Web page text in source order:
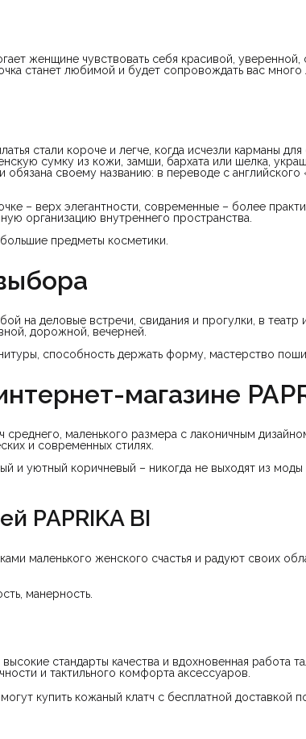
женщине чувствовать себя красивой,
станет любимой и будет сопровождать вас много
стали короче и легче, когда исчезли карманы
сумку из кожи, замши, бархата или шелка,
своему названию: в переводе с английского
– верх элегантности, современные – более
организацию внутреннего пространства.
предметы косметики.
на деловые встречи, свидания и прогулки, в театр
дорожной, вечерней.
способность держать форму, мастерство
магазине
маленького размера с лаконичным
и современных стилях.
и уютный коричневый – никогда не выходят из
PAPRIKA BI
маленького женского счастья и радуют своих
манерность.
стандарты качества и вдохновенная работа
и тактильного комфорта аксессуаров.
купить кожаный клатч с бесплатной доставкой